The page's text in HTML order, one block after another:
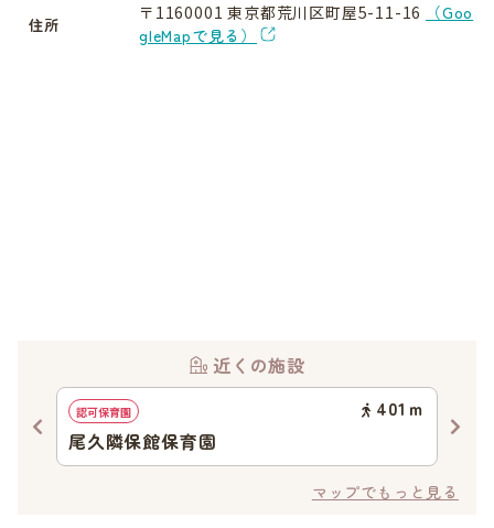
住所
〒1160001 東京都荒川区町屋5-11-16
（Goo
gleMapで見る）
近くの施設
認可保育園 401 ｍ
尾久隣保館保育園
マップでもっと見る